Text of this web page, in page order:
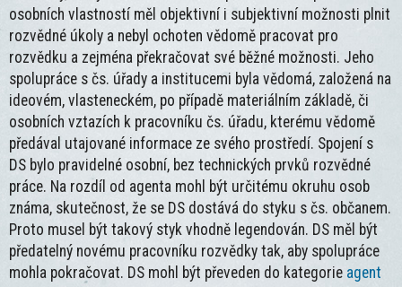
osobních vlastností měl objektivní i subjektivní možnosti plnit
rozvědné úkoly a nebyl ochoten vědomě pracovat pro
rozvědku a zejména překračovat své běžné možnosti. Jeho
spolupráce s čs. úřady a institucemi byla vědomá, založená na
ideovém, vlasteneckém, po případě materiálním základě, či
osobních vztazích k pracovníku čs. úřadu, kterému vědomě
předával utajované informace ze svého prostředí. Spojení s
DS bylo pravidelné osobní, bez technických prvků rozvědné
práce. Na rozdíl od agenta mohl být určitému okruhu osob
známa, skutečnost, že se DS dostává do styku s čs. občanem.
Proto musel být takový styk vhodně legendován. DS měl být
předatelný novému pracovníku rozvědky tak, aby spolupráce
mohla pokračovat. DS mohl být převeden do kategorie agent